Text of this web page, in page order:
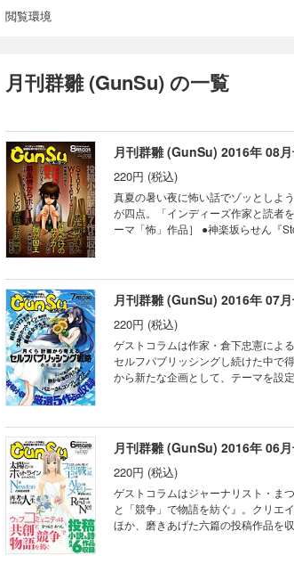
>澤俊之『ＬＡＮＤ
>月詩夏人『友達か
>竹元かつみ〈編集〉
>晴海まどか〈編集〉
閲覧環境
月刊群雛 (GunSu) の一覧
月刊群雛 (GunSu) 2016年 08
220円 (税込)
真夏の暑い夜に怖い話でゾッとしよ
が四点。「インディーズ作家と読者を
ーマ「怖」作品］ ●神楽坂らせん『
のサッカー』〈エッセー〉 超えるべ
説〉 大人になって、いじめっ子と再
で、私は認められるんだ。 ●島田梟『読
0.9Gravitation／宮比のん／古田アダム有／原田晶文／竹
て休刊となります。いままで応援あ
月刊群雛 (GunSu) 2016年 07
220円 (税込)
ゲストコラムは作家・倉下忠憲によ
セルフパブリッシングし続けた中で得ら
から新たな企画として、テーマを設
前に置いてあったダンボールには、
景を描く少女と、同級生や先生、家族
由テーマ作品］ ●かわせひろし『太
サッカー小説、いよいよ最終回！ ●
主張するため彼女が採った手法は？
に新入部員！ テツなバトルに突入だ！ 制作チーム：0.9Gravitation／宮比のん／原田晶文／晴海まど
つみ／鷹野凌
月刊群雛 (GunSu) 2016年 06
220円 (税込)
ゲストコラムはジャーナリスト・ま
と「競争」で物語を紡ぐ』。クリエイ
ほか、磨きあげた六篇の投稿作品を